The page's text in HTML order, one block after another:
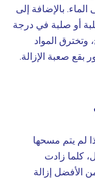
بالإضافة إلى
أو صلبة في درجة
وتخترق المواد
بقع صعبة الإزالة.
لم يتم مسحها
كلما زادت
الأفضل إزالة